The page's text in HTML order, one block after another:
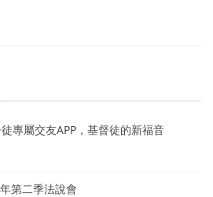
專屬交友APP，基督徒的新福音
第二季法說會